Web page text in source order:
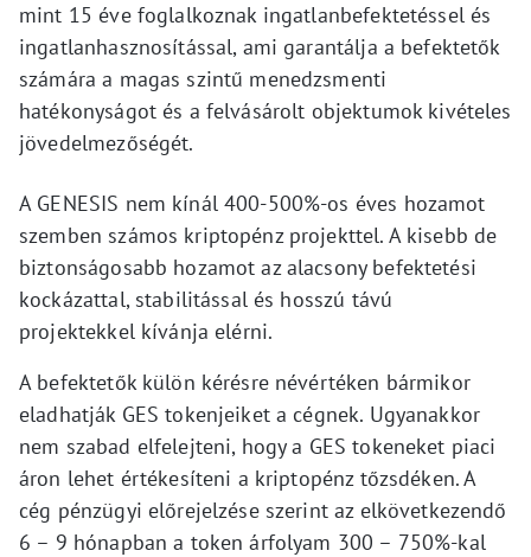
mint 15 éve foglalkoznak ingatlanbefektetéssel és
ingatlanhasznosítással, ami garantálja a befektetők
számára a magas szintű menedzsmenti
hatékonyságot és a felvásárolt objektumok kivételes
jövedelmezőségét.
A GENESIS nem kínál 400-500%-os éves hozamot
szemben számos kriptopénz projekttel. A kisebb de
biztonságosabb hozamot az alacsony befektetési
kockázattal, stabilitással és hosszú távú
projektekkel kívánja elérni.
A befektetők külön kérésre névértéken bármikor
eladhatják GES tokenjeiket a cégnek. Ugyanakkor
nem szabad elfelejteni, hogy a GES tokeneket piaci
áron lehet értékesíteni a kriptopénz tőzsdéken. A
cég pénzügyi előrejelzése szerint az elkövetkezendő
6 – 9 hónapban a token árfolyam 300 – 750%-kal